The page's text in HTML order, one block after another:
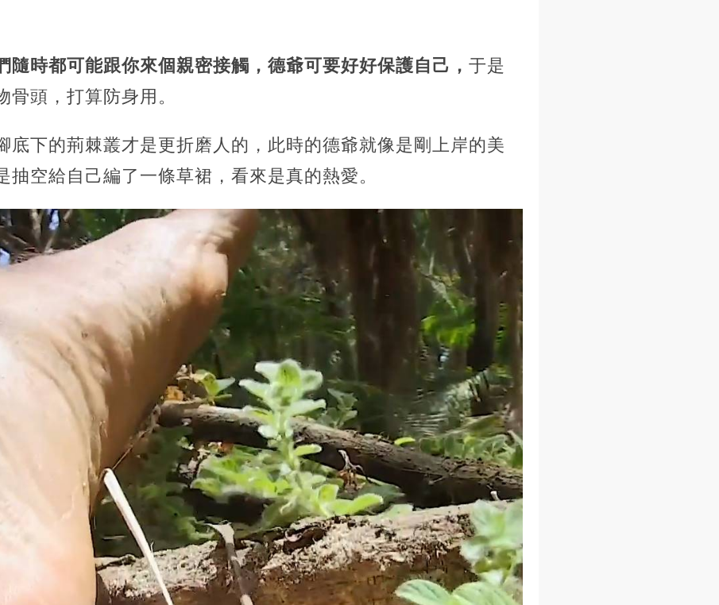
隨時都可能跟你來個親密接觸，德爺可要好好保護自己， 于是
頭，打算防身用。
底下的荊棘叢才是更折磨人的，此時的德爺就像是剛上岸的美
抽空給自己編了一條草裙，看來是真的熱愛。